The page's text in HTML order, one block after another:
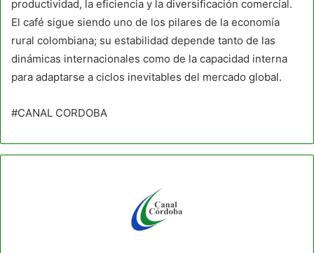
productividad, la eficiencia y la diversificación comercial.
El café sigue siendo uno de los pilares de la economía
rural colombiana; su estabilidad depende tanto de las
dinámicas internacionales como de la capacidad interna
para adaptarse a ciclos inevitables del mercado global.
#CANAL CORDOBA